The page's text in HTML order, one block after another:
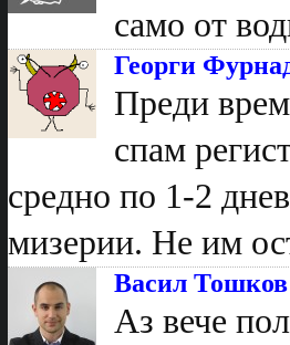
само от
Георги
Преди
спам
средно по 1-2
мизерии. Не им
Васил Тошков
Аз вече